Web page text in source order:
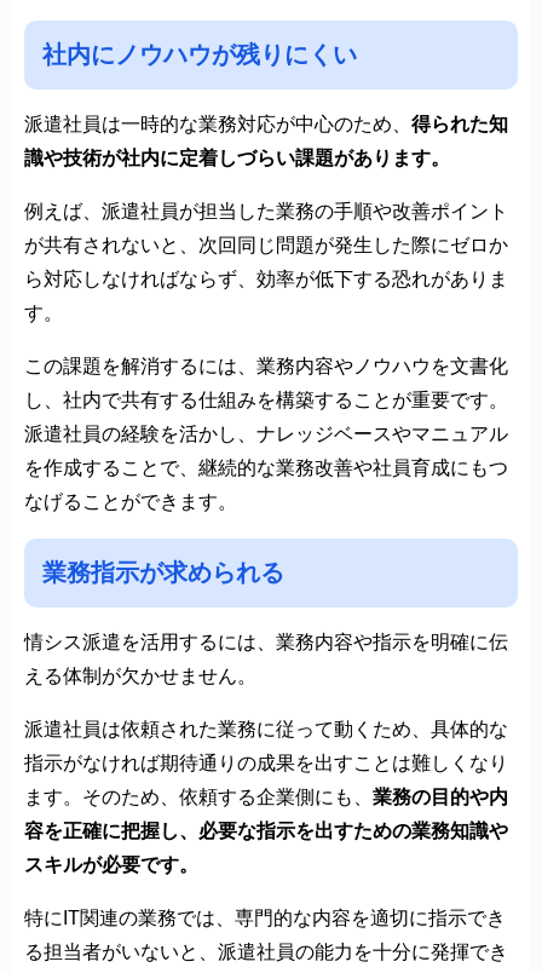
社内にノウハウが残りにくい
派遣社員は一時的な業務対応が中心のため、 得られた知
識や技術が社内に定着しづらい課題があります。
例えば、派遣社員が担当した業務の手順や改善ポイント
が共有されないと、次回同じ問題が発生した際にゼロか
ら対応しなければならず、効率が低下する恐れがありま
す。
この課題を解消するには、業務内容やノウハウを文書化
し、社内で共有する仕組みを構築することが重要です。
派遣社員の経験を活かし、ナレッジベースやマニュアル
を作成することで、継続的な業務改善や社員育成にもつ
なげることができます。
業務指示が求められる
情シス派遣を活用するには、業務内容や指示を明確に伝
える体制が欠かせません。
派遣社員は依頼された業務に従って動くため、具体的な
指示がなければ期待通りの成果を出すことは難しくなり
ます。そのため、依頼する企業側にも、 業務の目的や内
容を正確に把握し、必要な指示を出すための業務知識や
スキルが必要です。
特にIT関連の業務では、専門的な内容を適切に指示でき
る担当者がいないと、派遣社員の能力を十分に発揮でき